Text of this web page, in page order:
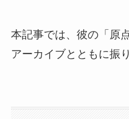
本記事では、彼の「原
アーカイブとともに振